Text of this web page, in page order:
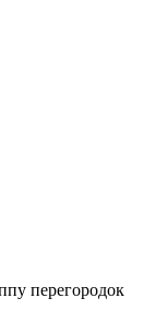
перегородок